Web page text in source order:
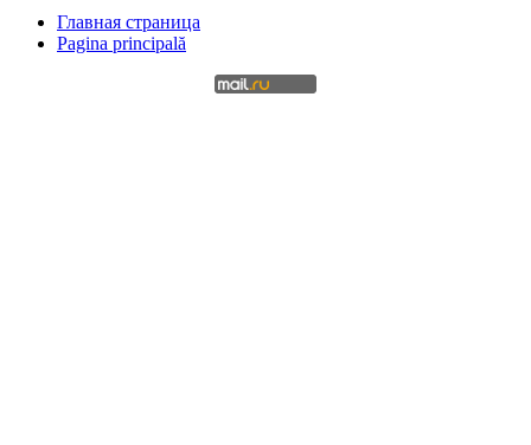
Главная страница
Pagina principală